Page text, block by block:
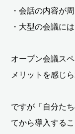
・会話の内容が
・大型の会議に
オープン会議ス
メリットを感じ
ですが「自分た
てから導入する